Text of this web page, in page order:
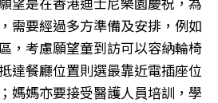
需要經過多方準備及安排，例如
，考慮願望童到訪可以容納輪椅
達餐廳位置則選最靠近電插座位
媽媽亦要接受醫護人員培訓，學